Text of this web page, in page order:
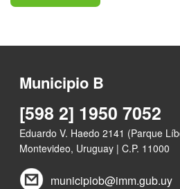
Municipio B
[598 2] 1950 7052
Eduardo V. Haedo 2141 (Parque
Montevideo, Uruguay | C.P. 11000
municipiob@imm.gub.uy